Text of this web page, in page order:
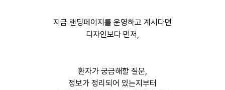
지금 랜딩페이지를 운영하고 계시다면
디자인보다 먼저,
환자가 궁금해할 질문,
정보가 정리되어 있는지부터